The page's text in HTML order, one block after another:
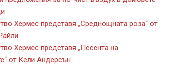
Хермес представя „Среднощната роза“ от
Хермес представя „Песента на
от Кели Андерсън